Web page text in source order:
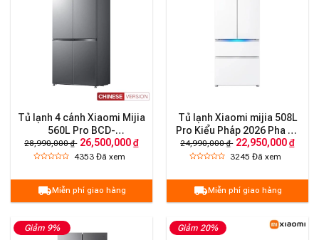
Tủ lạnh 4 cánh Xiaomi Mijia
560L Pro BCD-
560WSSGPDIN – Mặt kính
pha lê, Làm đá tự động,
28,990,000 ₫ 26,500,000 ₫
4353 Đã xem
Miễn phí giao hàng
Tủ lạnh Xiaomi mijia 508L
Pro Kiểu Pháp 2026 Pha Lê
Có Đá Rơi i.on 4.0
24,990,000 ₫ 22,950,000 ₫
3245 Đã xem
Miễn phí giao hàng
Giảm 9% Giảm 20%